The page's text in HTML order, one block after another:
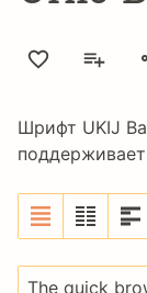
Шрифт UKIJ